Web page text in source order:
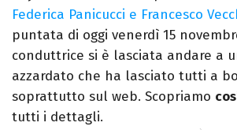
Federica Panicucci e Francesco
puntata di oggi venerdì 15
conduttrice si è lasciata andare a
azzardato che ha lasciato tutti a
soprattutto sul web. Scopriamo
tutti i dettagli.